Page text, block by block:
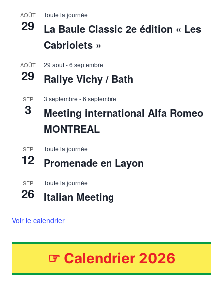
AOÛT
29
Toute la journée
La Baule Classic 2e édition « Les
Cabriolets »
AOÛT
29
29 août-6 septembre
Rallye Vichy / Bath
SEP
3
3 septembre -6 septembre
Meeting international Alfa Romeo
MONTREAL
SEP
12
Toute la journée
Promenade en Layon
SEP
26
Toute la journée
Italian Meeting
Voir le calendrier
☞ Calendrier 2026